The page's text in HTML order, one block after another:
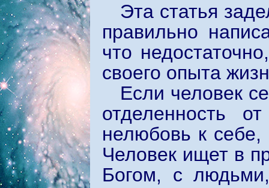
Эта статья
правильно
что
своего опыта
Если человек
отделенность
нелюбовь к себе,
Человек ищет в
Богом, с